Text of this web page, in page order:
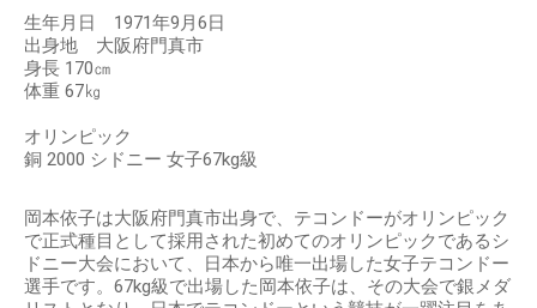
生年月日 1971年9月6日
出身地 大阪府門真市
身長 170㎝
体重 67㎏
オリンピック
銅 2000 シドニー 女子67kg級
岡本依子は大阪府門真市出身で、テコンドーがオリンピック
で正式種目として採用された初めてのオリンピックであるシ
ドニー大会において、日本から唯一出場した女子テコンドー
選手です。67kg級で出場した岡本依子は、その大会で銀メダ